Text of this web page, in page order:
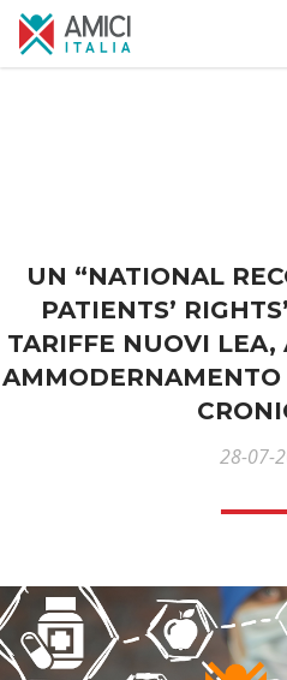
UN “NATIONAL
PATIENTS’
TARIFFE NUOVI LEA,
28-07-